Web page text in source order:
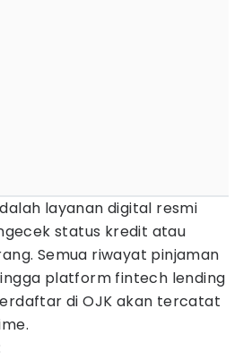
layanan digital resmi
status kredit atau
Semua riwayat pinjaman
platform fintech lending
di OJK akan tercatat